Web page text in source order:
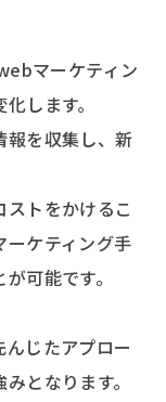
マーケティン
します。
報を収集し、新
トをかけるこ
ーケティング手
可能です。
じたアプロー
となります。